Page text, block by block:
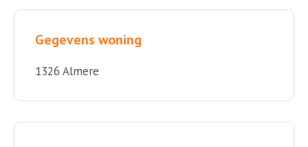
Gegevens woning
1326 Almere